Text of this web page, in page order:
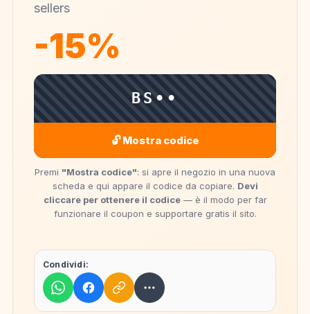
sellers
-15%
BS••
🔓 Mostra codice
Premi "Mostra codice": si apre il negozio in una nuova
scheda e qui appare il codice da copiare. Devi
cliccare per ottenere il codice— è il modo per far
funzionare il coupon e supportare gratis il sito.
Condividi: